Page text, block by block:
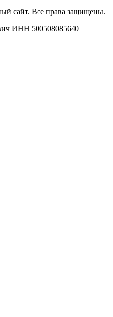
сайт. Все права защищены.
ИНН 500508085640